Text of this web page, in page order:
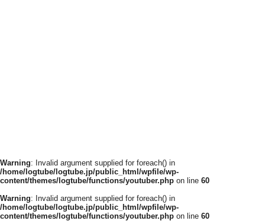
Warning: Invalid argument supplied for foreach() in
/home/logtube/logtube.jp/public_html/wpfile/wp-
content/themes/logtube/functions/youtuber.php on line 60
Warning: Invalid argument supplied for foreach() in
/home/logtube/logtube.jp/public_html/wpfile/wp-
content/themes/logtube/functions/youtuber.php on line 60